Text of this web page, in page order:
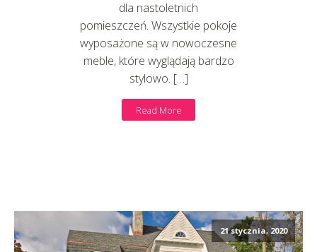
dla nastoletnich
pomieszczeń. Wszystkie pokoje
wyposażone są w nowoczesne
meble, które wyglądają bardzo
stylowo. […]
Read More
21 stycznia, 2020